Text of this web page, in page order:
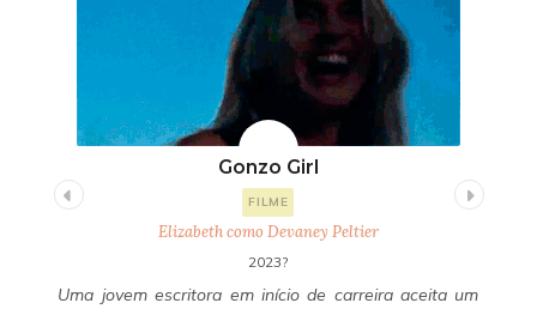
Gonzo Girl
FILME
Elizabeth como Devaney Peltier
2023?
Uma jovem escritora em início de carreira aceita um